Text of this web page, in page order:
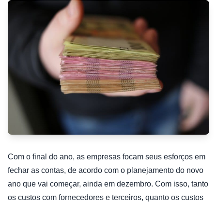
Com o final do ano, as empresas focam seus esforços em
fechar as contas, de acordo com o planejamento do novo
ano que vai começar, ainda em dezembro. Com isso, tanto
os custos com fornecedores e terceiros, quanto os custos